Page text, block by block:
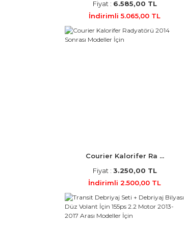
Fiyat : 6.585,00 TL
İndirimli 5.065,00 TL
Courier Kalorifer Ra ...
Fiyat : 3.250,00 TL
İndirimli 2.500,00 TL